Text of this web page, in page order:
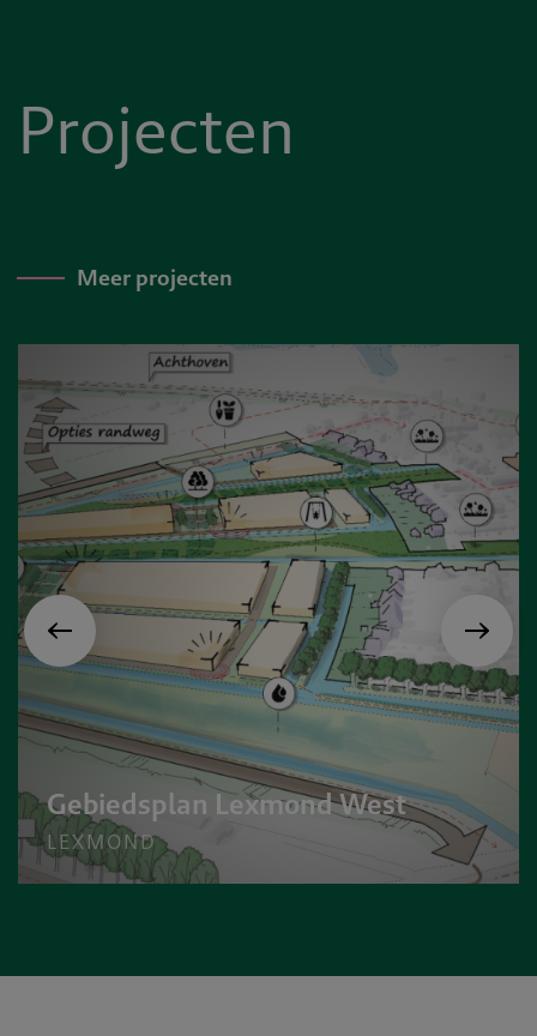
Projecten
Meer projecten
Gebiedsplan Lexmond West
LEXMOND